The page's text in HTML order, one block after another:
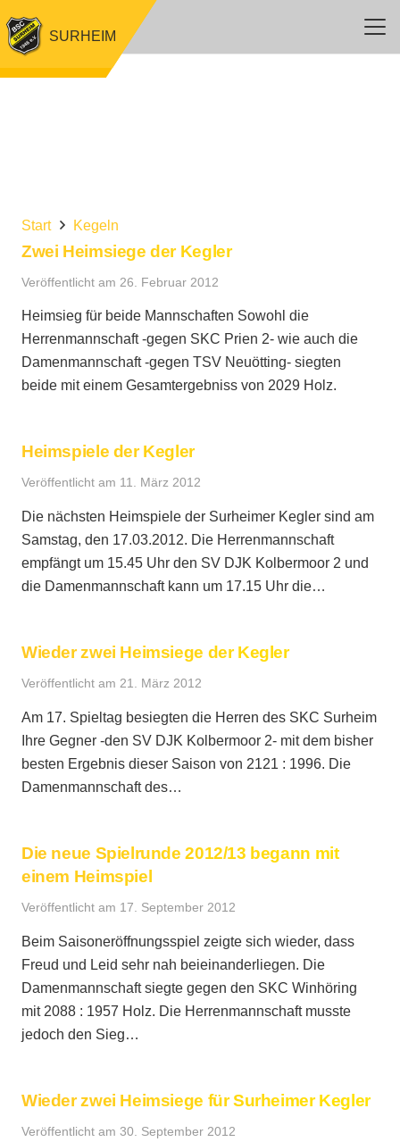
SURHEIM
Start Kegeln
Zwei Heimsiege der Kegler
Veröffentlicht am 26. Februar 2012
Heimsieg für beide Mannschaften Sowohl die
Herrenmannschaft -gegen SKC Prien 2- wie auch die
Damenmannschaft -gegen TSV Neuötting- siegten
beide mit einem Gesamtergebniss von 2029 Holz.
Heimspiele der Kegler
Veröffentlicht am 11. März 2012
Die nächsten Heimspiele der Surheimer Kegler sind am
Samstag, den 17.03.2012. Die Herrenmannschaft
empfängt um 15.45 Uhr den SV DJK Kolbermoor 2 und
die Damenmannschaft kann um 17.15 Uhr die…
Wieder zwei Heimsiege der Kegler
Veröffentlicht am 21. März 2012
Am 17. Spieltag besiegten die Herren des SKC Surheim
Ihre Gegner -den SV DJK Kolbermoor 2- mit dem bisher
besten Ergebnis dieser Saison von 2121 : 1996. Die
Damenmannschaft des…
Die neue Spielrunde 2012/13 begann mit
einem Heimspiel
Veröffentlicht am 17. September 2012
Beim Saisoneröffnungsspiel zeigte sich wieder, dass
Freud und Leid sehr nah beieinanderliegen. Die
Damenmannschaft siegte gegen den SKC Winhöring
mit 2088 : 1957 Holz. Die Herrenmannschaft musste
jedoch den Sieg…
Wieder zwei Heimsiege für Surheimer Kegler
Veröffentlicht am 30. September 2012